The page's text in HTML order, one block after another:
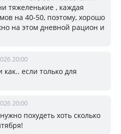
тяжеленькие , каждая
на 40-50, поэтому, хорошо
на этом дневной рацион и
20:00
как.. если только для
20:00
похудеть хоть сколько